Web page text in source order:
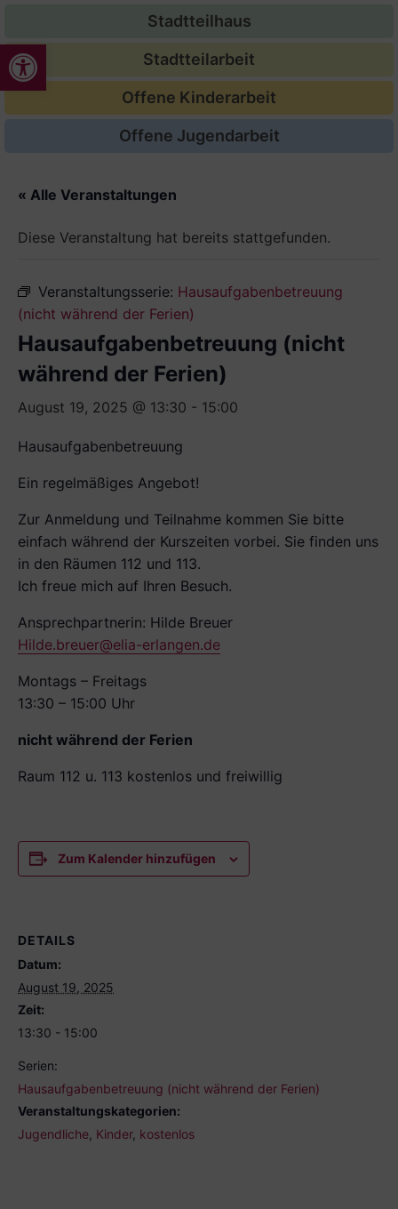
Werkzeugleiste öffnen
Stadtteilhaus
Stadtteilarbeit
Offene Kinderarbeit
Offene Jugendarbeit
« Alle Veranstaltungen
Diese Veranstaltung hat bereits stattgefunden.
Veranstaltungsserie: Hausaufgabenbetreuung
(nicht während der Ferien)
Hausaufgabenbetreuung (nicht
während der Ferien)
August 19, 2025 @ 13:30 - 15:00
Hausaufgabenbetreuung
Ein regelmäßiges Angebot!
Zur Anmeldung und Teilnahme kommen Sie bitte
einfach während der Kurszeiten vorbei. Sie finden uns
in den Räumen 112 und 113.
Ich freue mich auf Ihren Besuch.
Ansprechpartnerin: Hilde Breuer
Hilde.breuer@elia-erlangen.de
Montags – Freitags
13:30 – 15:00 Uhr
nicht während der Ferien
Raum 112 u. 113 kostenlos und freiwillig
Zum Kalender hinzufügen
DETAILS
Datum:
August 19, 2025
Zeit:
13:30 - 15:00
Serien:
Hausaufgabenbetreuung (nicht während der Ferien)
Veranstaltungskategorien:
Jugendliche Kinder, kostenlos